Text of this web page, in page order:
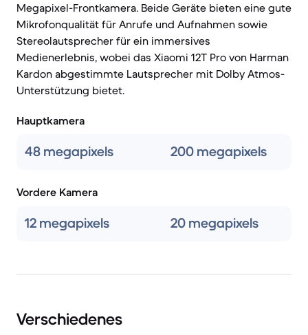
Megapixel-Frontkamera. Beide Geräte bieten eine gute
Mikrofonqualität für Anrufe und Aufnahmen sowie
Stereolautsprecher für ein immersives
Medienerlebnis, wobei das Xiaomi 12T Pro von Harman
Kardon abgestimmte Lautsprecher mit Dolby Atmos-
Unterstützung bietet.
Hauptkamera
48 megapixels 200 megapixels
Vordere Kamera
12 megapixels 20 megapixels
Verschiedenes